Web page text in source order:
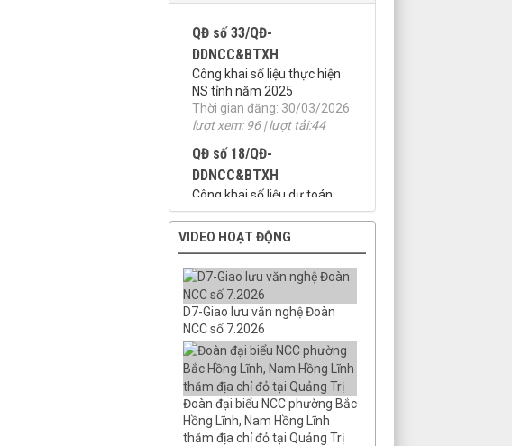
Công khai số liệu thực hiện
NS tỉnh năm 2025
Thời gian đăng: 30/03/2026
lượt xem: 96 | lượt tải:44
QĐ số 18/QĐ-
DDNCC&BTXH
Công khai số liệu dự toán
ngân sách năm 2026
Thời gian đăng: 30/03/2026
QĐ 25/QĐ-DDNCC_BTXH;
QĐ 33/QĐ-DDNCC_
Công khai dự toán
Thời gian đăng: 08/03/2026
lượt xem: 112 | lượt tải:104
QĐ số 18/QĐ-
DDNCC&BTXH ngày 26/0
Công khai số liệu dự toán
năm 2026
Thời gian đăng: 26/01/2026
lượt xem: 137 | lượt tải:108
VIDEO HOẠT ĐỘNG
D7-Giao lưu văn nghệ Đoàn
NCC số 7.2026
Đoàn đại biểu NCC phường Bắc
Hồng Lĩnh, Nam Hồng Lĩnh
thăm địa chỉ đỏ tại Quảng Trị